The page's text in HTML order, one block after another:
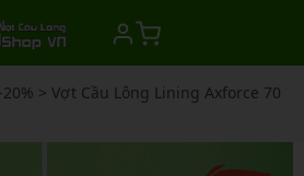
> Vợt Cầu Lông Lining Axforce 70